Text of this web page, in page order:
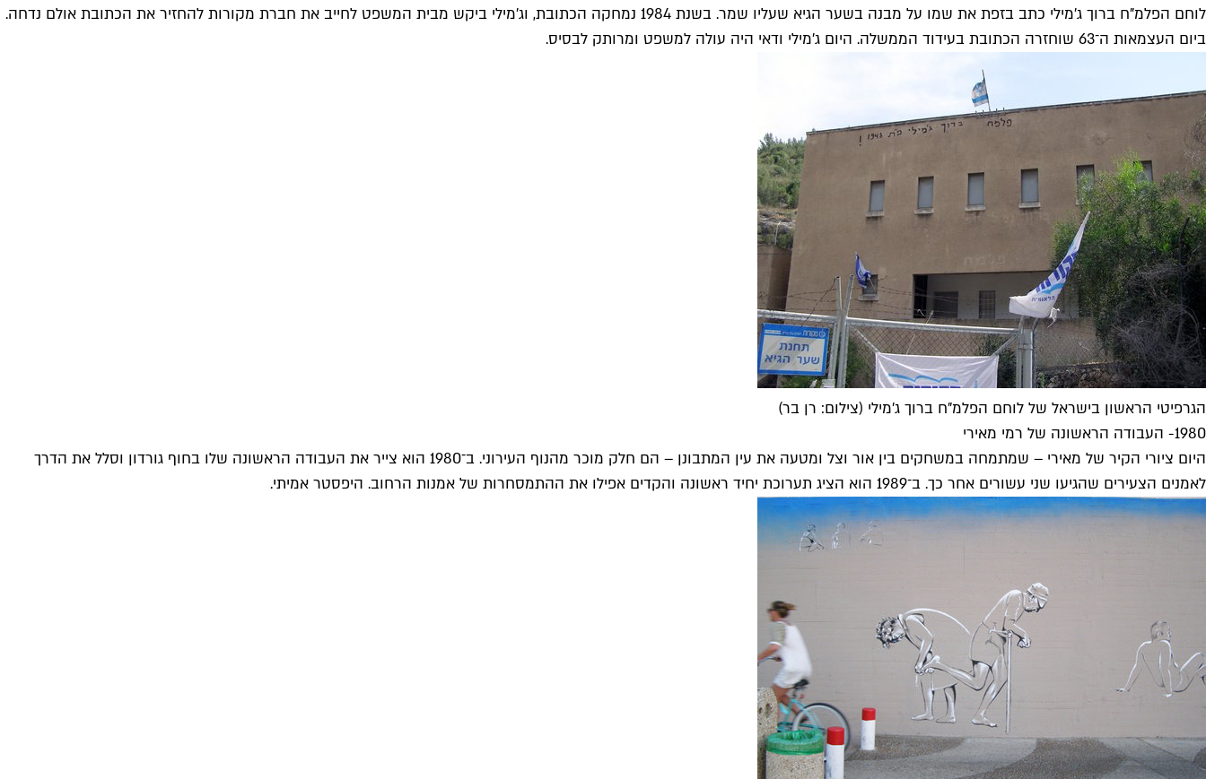
לוחם הפלמ"ח ברוך ג'מילי כתב בזפת את שמו על מבנה בשער הגיא שעליו שמר. בשנת 1984 נמחקה הכתובת, וג'מילי ביקש מבית המשפט לחייב את חברת מקורות להחזיר את הכתובת אולם נדחה.
ביום העצמאות ה־63 שוחזרה הכתובת בעידוד הממשלה. היום ג'מילי ודאי היה עולה למשפט ומרותק לבסיס.
הגרפיטי הראשון בישראל של לוחם הפלמ"ח ברוך ג'מילי (צילום: רן בר)
1980- העבודה הראשונה של רמי מאירי
היום ציורי הקיר של מאירי – שמתמחה במשחקים בין אור וצל ומטעה את עין המתבונן – הם חלק מוכר מהנוף העירוני. ב־1980 הוא צייר את העבודה הראשונה שלו בחוף גורדון וסלל את הדרך
לאמנים הצעירים שהגיעו שני עשורים אחר כך. ב־1989 הוא הציג תערוכת יחיד ראשונה והקדים אפילו את ההתמסחרות של אמנות הרחוב. היפסטר אמיתי.